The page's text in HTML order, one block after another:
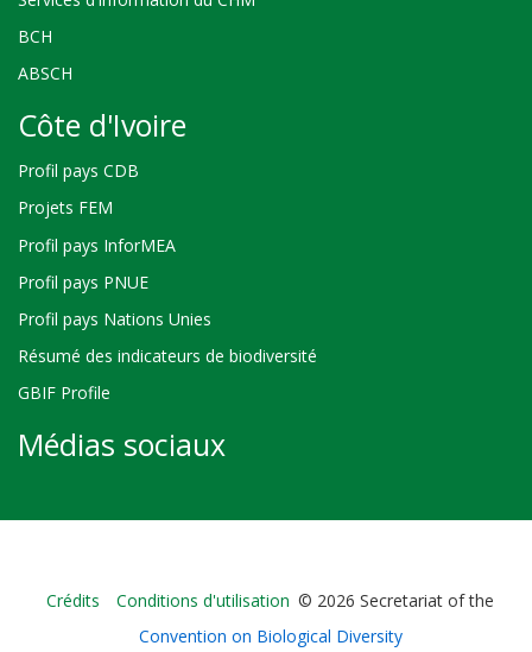
BCH
ABSCH
Côte d'Ivoire
Profil pays CDB
Projets FEM
Profil pays InforMEA
Profil pays PNUE
Profil pays Nations Unies
Résumé des indicateurs de biodiversité
GBIF Profile
Médias sociaux
Bioland
-
Crédits Conditions d'utilisation © 2026 Secretariat of the
Convention on Biological Diversity